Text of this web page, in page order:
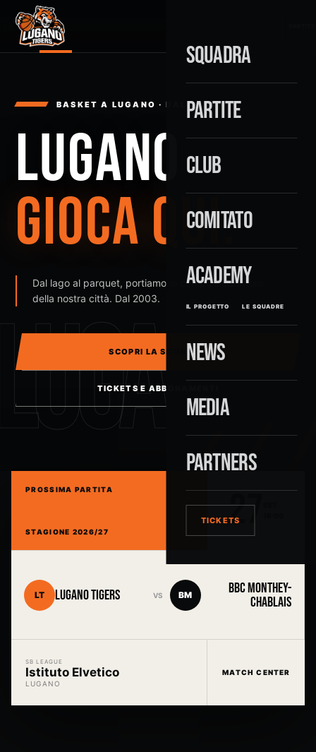
SQUADRA
PARTITE
CLUB
COMITATO
ACADEMY
IL PROGETTO LE SQUADRE
NEWS
MEDIA
PARTNERS
TICKETS
BASKET A LUGANO · DAL 2003
LUGANO
GIOCA QUI.
Dal lago al parquet, portiamo in campo il carattere
della nostra città. Dal 2003.
SCOPRI LA SQUADRA
TICKETS E ABBONAMENTI
PROSSIMA PARTITA
STAGIONE 2026/27 27
LT LUGANO TIGERS VS BM
BBC MONTHEY-
CHABLAIS
SB LEAGUE
Istituto Elvetico
LUGANO
MATCH CENTER